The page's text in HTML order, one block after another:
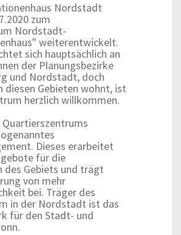
Nordstadt
zum
Nordstadt-
weiterentwickelt.
sich hauptsächlich an
der Planungsbezirke
und Nordstadt, doch
diesen Gebieten wohnt, ist
herzlich willkommen.
Quartierszentrums
Dieses erarbeitet
für die
des Gebiets und trägt
von mehr
bei. Träger des
in der Nordstadt ist das
für den Stadt- und